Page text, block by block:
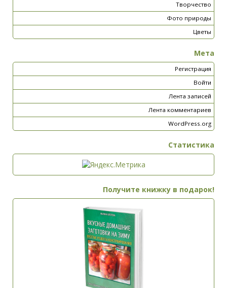
Творчество
Фото природы
Цветы
Мета
Регистрация
Войти
Лента записей
Лента комментариев
WordPress.org
Статистика
Получите книжку в подарок!